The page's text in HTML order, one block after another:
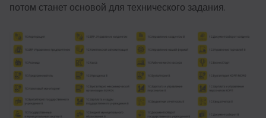
потом станет основой для технического задания.